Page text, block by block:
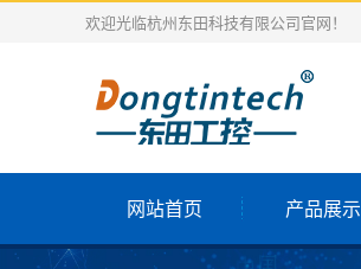
欢迎光临杭州东田科技有限公司官网！
网站首页 产品展示